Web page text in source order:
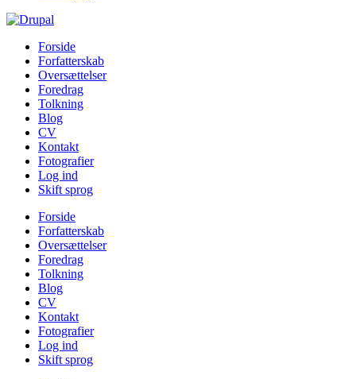
Forside
Forfatterskab
Oversættelser
Foredrag
Tolkning
Blog
CV
Kontakt
Fotografier
Log ind
Skift sprog
Forside
Forfatterskab
Oversættelser
Foredrag
Tolkning
Blog
CV
Kontakt
Fotografier
Log ind
Skift sprog